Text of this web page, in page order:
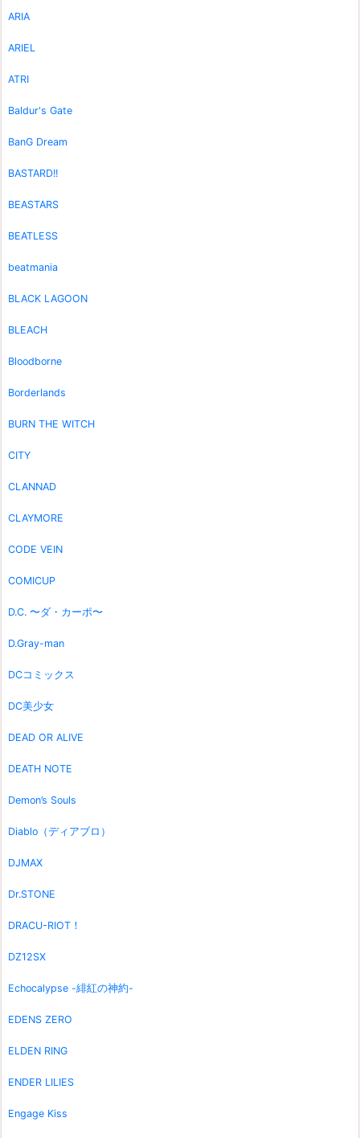
ARIA
ARIEL
ATRI
Baldur's Gate
BanG Dream
BASTARD!!
BEASTARS
BEATLESS
beatmania
BLACK LAGOON
BLEACH
Bloodborne
Borderlands
BURN THE WITCH
CITY
CLANNAD
CLAYMORE
CODE VEIN
COMICUP
D.C. 〜ダ・カーポ〜
D.Gray-man
DCコミックス
DC美少女
DEAD OR ALIVE
DEATH NOTE
Demon’s Souls
Diablo（ディアブロ）
DJMAX
Dr.STONE
DRACU-RIOT！
DZ12SX
Echocalypse -緋紅の神約-
EDENS ZERO
ELDEN RING
ENDER LILIES
Engage Kiss